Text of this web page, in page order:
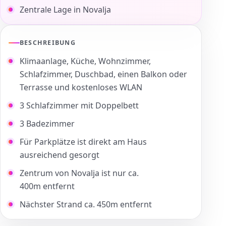
Zentrale Lage in Novalja
BESCHREIBUNG
Klimaanlage, Küche, Wohnzimmer,
Schlafzimmer, Duschbad, einen Balkon oder
Terrasse und kostenloses WLAN
3 Schlafzimmer mit Doppelbett
3 Badezimmer
Für Parkplätze ist direkt am Haus
ausreichend gesorgt
Zentrum von Novalja ist nur ca.
400m entfernt
Nächster Strand ca. 450m entfernt